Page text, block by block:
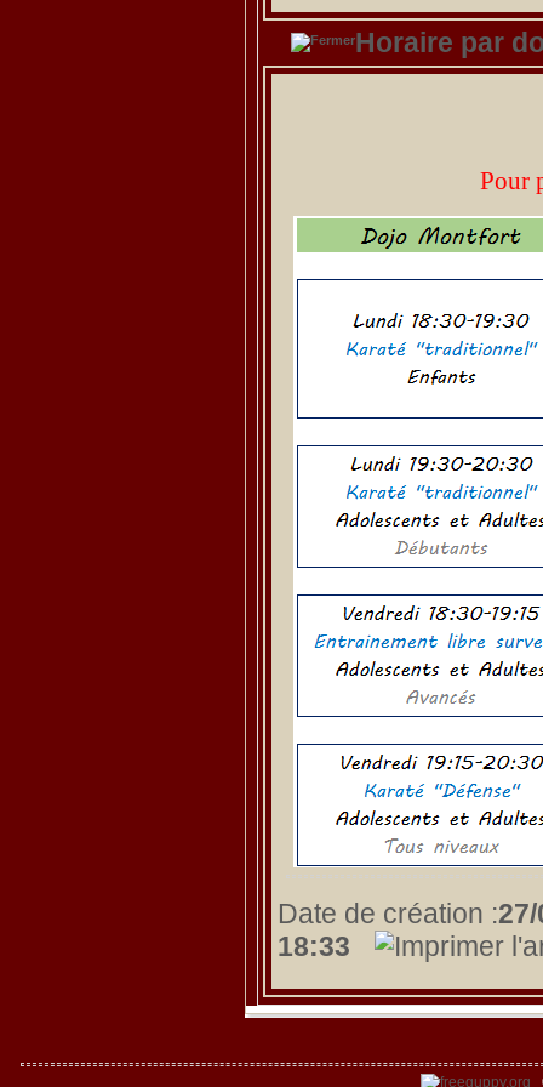
Horaire par
Pour
Date de création :
18:33